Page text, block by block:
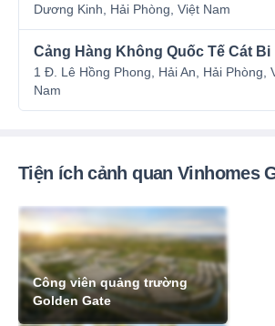
Dương Kinh, Hải Phòng, Việt Nam
Cảng Hàng Không Quốc Tế Cát Bi
1 Đ. Lê Hồng Phong, Hải An, Hải Phòng,
Nam
Tiện ích cảnh quan Vinhomes
Công viên quảng trường
Golden Gate